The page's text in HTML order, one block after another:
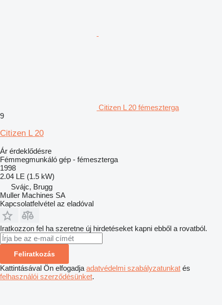
Citizen L 20 fémeszterga
9
Citizen L 20
Ár érdeklődésre
Fémmegmunkáló gép - fémeszterga
1998
2.04 LE (1.5 kW)
Svájc, Brugg
Muller Machines SA
Kapcsolatfelvétel az eladóval
Iratkozzon fel ha szeretne új hirdetéseket kapni ebből a rovatból.
Feliratkozás
Kattintásával Ön elfogadja adatvédelmi szabályzatunkat és
felhasználói szerződésünket.